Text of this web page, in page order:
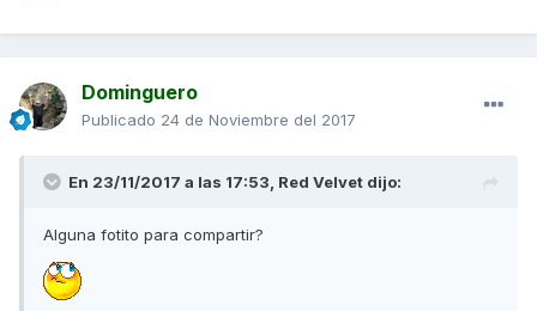
Dominguero
Publicado 24 de Noviembre del 2017
En 23/11/2017 a las 17:53, Red Velvet dijo:
Alguna fotito para compartir?